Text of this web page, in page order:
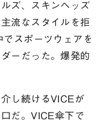
ズ、スキンヘッズ
流なスタイルを拒
スポーツウェアを
ーだった。爆発的
し続けるVICEが
だ。VICE傘下で